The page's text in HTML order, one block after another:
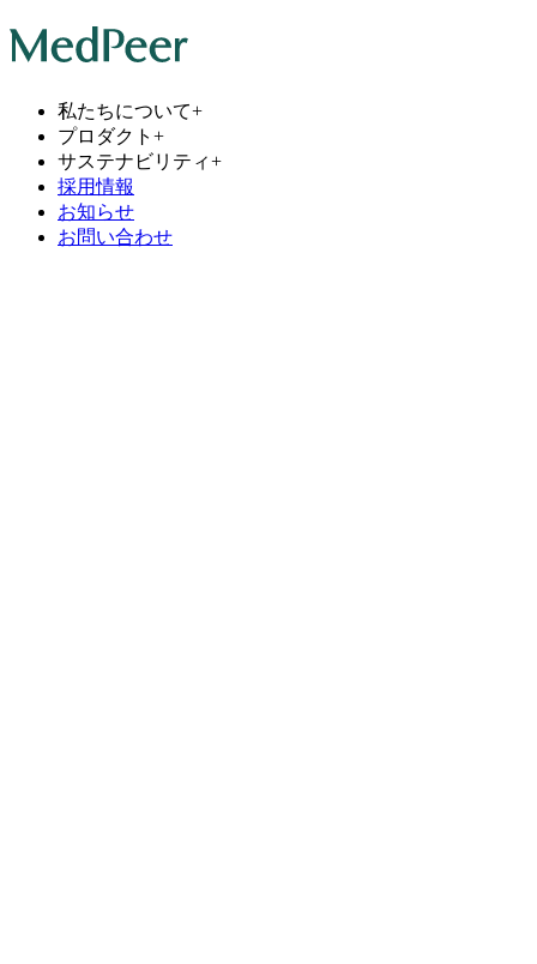
私たちについて+
プロダクト +
サステナビリティ+
採用情報
お知らせ
お問い合わせ